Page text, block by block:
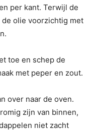
per kant. Terwijl de
olie voorzichtig met
toe en schep de
met peper en zout.
over naar de oven.
zijn van binnen,
niet zacht